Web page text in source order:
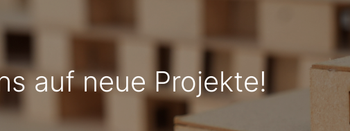
auf neue Projekte!